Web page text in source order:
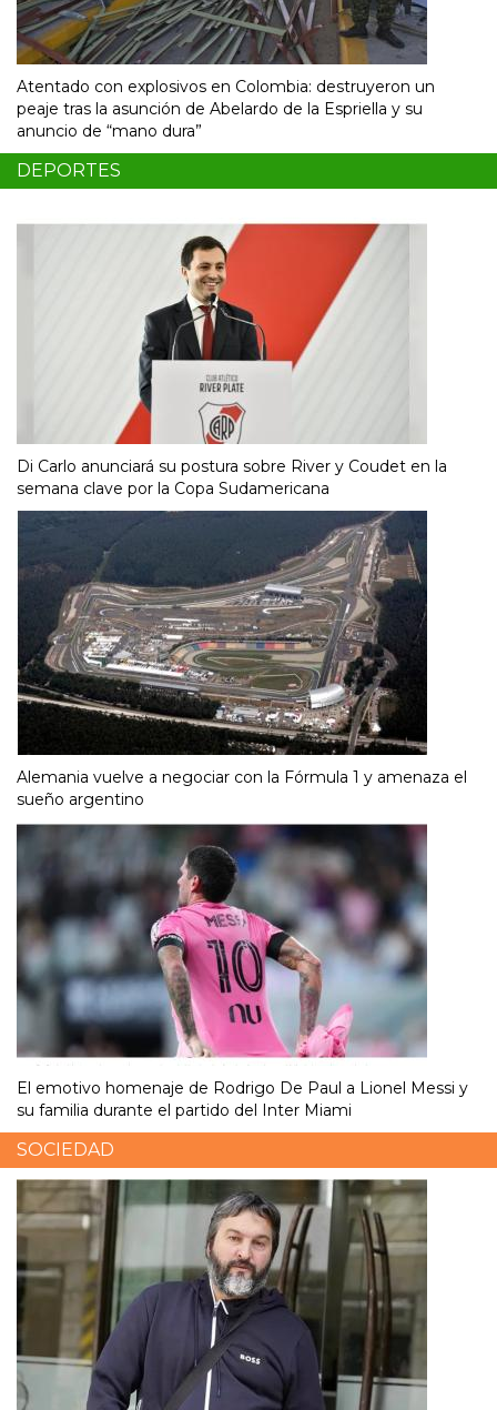
Atentado con explosivos en Colombia: destruyeron un
peaje tras la asunción de Abelardo de la Espriella y su
anuncio de “mano dura”
DEPORTES
Di Carlo anunciará su postura sobre River y Coudet en la
semana clave por la Copa Sudamericana
Alemania vuelve a negociar con la Fórmula 1 y amenaza el
sueño argentino
El emotivo homenaje de Rodrigo De Paul a Lionel Messi y
su familia durante el partido del Inter Miami
SOCIEDAD